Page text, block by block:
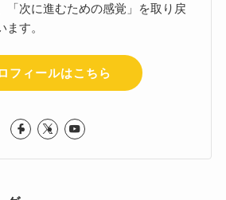
「次に進むための感覚」を取り戻
す。
フィールはこちら